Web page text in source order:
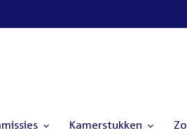
Kamerstukken